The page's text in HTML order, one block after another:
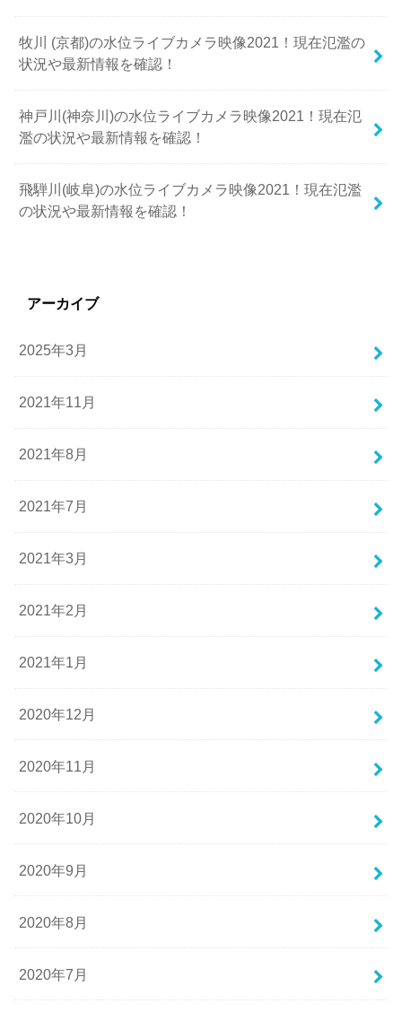
牧川 (京都)の水位ライブカメラ映像2021！現在氾濫の
状況や最新情報を確認！
神戸川(神奈川)の水位ライブカメラ映像2021！現在氾
濫の状況や最新情報を確認！
飛騨川(岐阜)の水位ライブカメラ映像2021！現在氾濫
の状況や最新情報を確認！
アーカイブ
2025年3月
2021年11月
2021年8月
2021年7月
2021年3月
2021年2月
2021年1月
2020年12月
2020年11月
2020年10月
2020年9月
2020年8月
2020年7月